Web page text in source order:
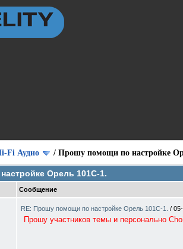
Fi Аудио / Прошу помощи по настройке
Орель 101С-1.
Сообщение
RE: Прошу помощи по настройке Орель 101С-1. /
Прошу участников темы и персонально